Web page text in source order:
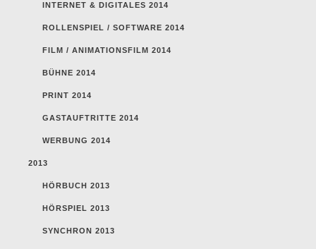
INTERNET & DIGITALES 2014
ROLLENSPIEL / SOFTWARE 2014
FILM / ANIMATIONSFILM 2014
BÜHNE 2014
PRINT 2014
GASTAUFTRITTE 2014
WERBUNG 2014
2013
HÖRBUCH 2013
HÖRSPIEL 2013
SYNCHRON 2013